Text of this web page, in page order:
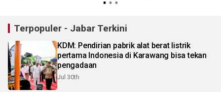
Terpopuler - Jabar Terkini
KDM: Pendirian pabrik alat berat listrik
pertama Indonesia di Karawang bisa tekan
pengadaan
Jul 30th